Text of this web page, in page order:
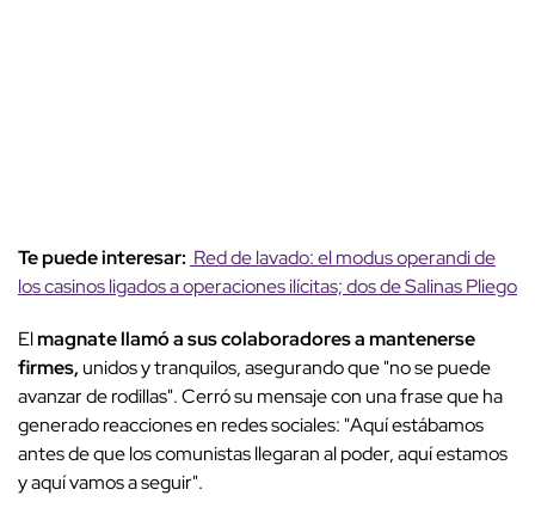
Te puede interesar: Red de lavado: el modus operandi de
los casinos ligados a operaciones ilícitas; dos de Salinas Pliego
Elmagnate llamó a sus colaboradores a mantenerse
firmes, unidos y tranquilos, asegurando que "no se puede
avanzar de rodillas". Cerró su mensaje con una frase que ha
generado reacciones en redes sociales: "Aquí estábamos
antes de que los comunistas llegaran al poder, aquí estamos
y aquí vamos a seguir".